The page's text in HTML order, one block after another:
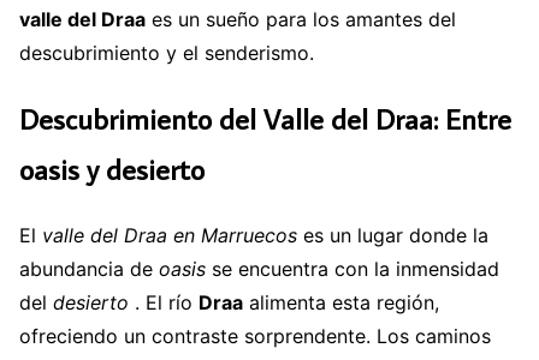
valle del Draa es un sueño para los amantes del
descubrimiento y el senderismo.
Descubrimiento del Valle del Draa: Entre
oasis y desierto
El valle del Draa en Marruecos es un lugar donde la
abundancia de oasis se encuentra con la inmensidad
del desierto . El río Draa alimenta esta región,
ofreciendo un contraste sorprendente. Los caminos